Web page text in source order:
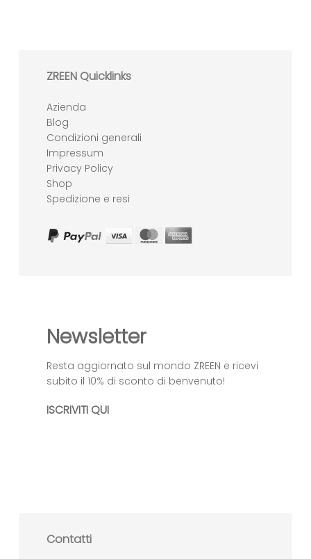
ZREEN Quicklinks
Azienda
Blog
Condizioni generali
Impressum
Privacy Policy
Shop
Spedizione e resi
Newsletter
Resta aggiornato sul mondo ZREEN e ricevi
subito il 10% di sconto di benvenuto!
ISCRIVITI QUI
Contatti